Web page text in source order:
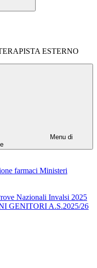
ESTERNO
Menu di
farmaci Ministeri
Nazionali Invalsi 2025
GENITORI A.S.2025/26